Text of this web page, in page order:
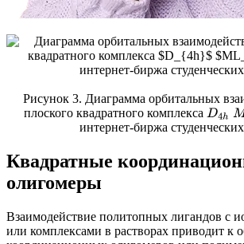
Рисунок 3. Диаграмма орбитальных
плоского квадратного комплексаD4h M
интернет-биржа
Квадратные
олигомеры
Взаимодействие политопных лигандов с
или комплексами в растворах приводит к